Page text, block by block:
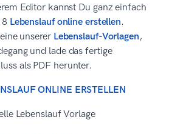
Editor kannst Du ganz einfach
Lebenslauf online erstellen.
unserer Lebenslauf-Vorlagen,
und lade das fertige
als PDF herunter.
ONLINE ERSTELLEN